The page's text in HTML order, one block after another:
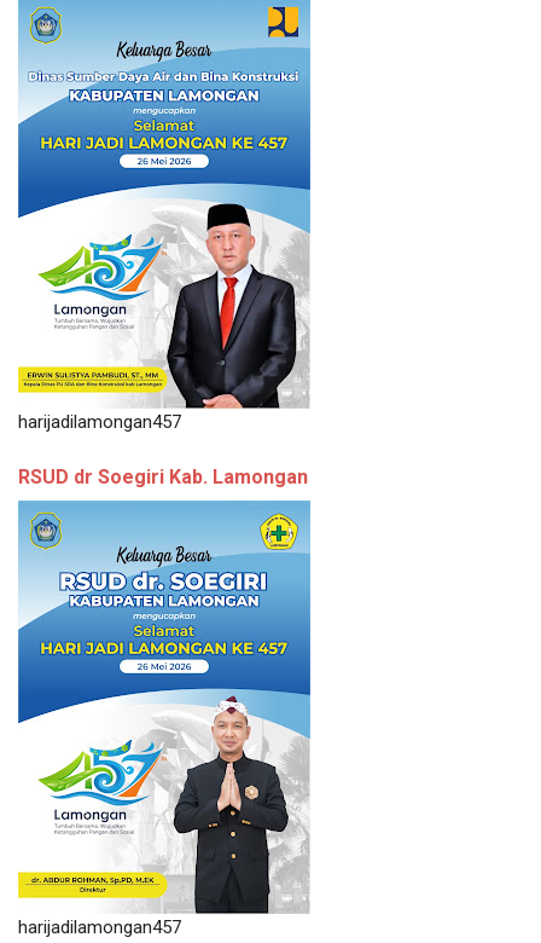
harijadilamongan457
RSUD dr Soegiri Kab. Lamongan
harijadilamongan457